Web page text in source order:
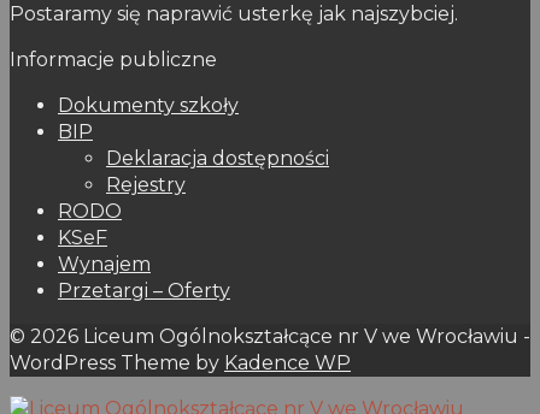
Postaramy się naprawić usterkę jak najszybciej.
Informacje publiczne
Dokumenty szkoły
BIP
Deklaracja dostępności
Rejestry
RODO
KSeF
Wynajem
Przetargi – Oferty
© 2026 Liceum Ogólnokształcące nr V we Wrocławiu -
WordPress Theme by Kadence WP